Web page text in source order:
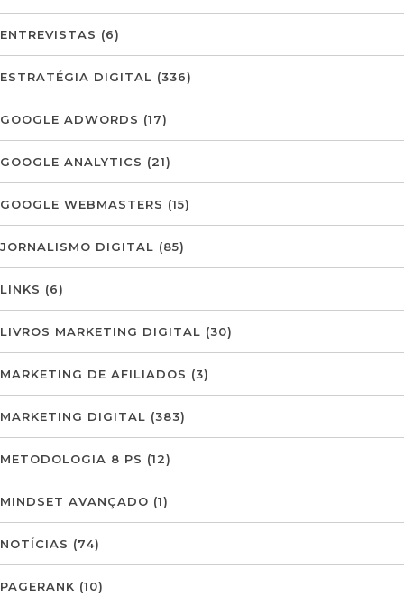
ENTREVISTAS (6)
ESTRATÉGIA DIGITAL (336)
GOOGLE ADWORDS (17)
GOOGLE ANALYTICS (21)
GOOGLE WEBMASTERS (15)
JORNALISMO DIGITAL (85)
LINKS (6)
LIVROS MARKETING DIGITAL (30)
MARKETING DE AFILIADOS (3)
MARKETING DIGITAL (383)
METODOLOGIA 8 PS (12)
MINDSET AVANÇADO (1)
NOTÍCIAS (74)
PAGERANK (10)